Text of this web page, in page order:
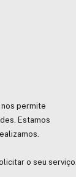
permite
Estamos
o seu serviço.